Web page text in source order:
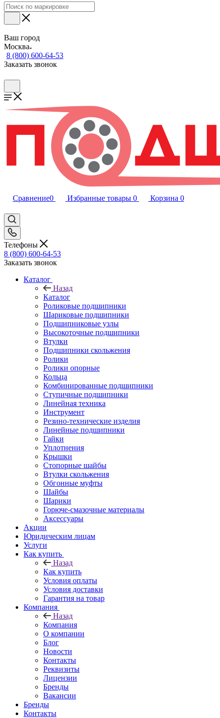
Ваш город
Москва
8 (800) 600-64-53
Заказать звонок
Сравнение0 Избранные товары 0 Корзина 0
Телефоны
8 (800) 600-64-53
Заказать звонок
Каталог
Назад
Каталог
Роликовые подшипники
Шариковые подшипники
Подшипниковые узлы
Высокоточные подшипники
Втулки
Подшипники скольжения
Ролики
Ролики опорные
Кольца
Комбинированные подшипники
Ступичные подшипники
Линейная техника
Инструмент
Резино-технические изделия
Линейные подшипники
Гайки
Уплотнения
Крышки
Стопорные шайбы
Втулки скольжения
Обгонные муфты
Шайбы
Шарики
Горюче-смазочные материалы
Аксессуары
Акции
Юридическим лицам
Услуги
Как купить
Назад
Как купить
Условия оплаты
Условия доставки
Гарантия на товар
Компания
Назад
Компания
О компании
Блог
Новости
Контакты
Реквизиты
Лицензии
Бренды
Вакансии
Бренды
Контакты